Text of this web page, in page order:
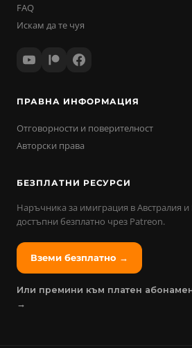
FAQ
Искам да те чуя
ПРАВНА ИНФОРМАЦИЯ
Отговорности и поверителност
Авторски права
БЕЗПЛАТНИ РЕСУРСИ
Наръчника за имиграция в Австралия
достъпни безплатно чрез Patreon.
Вземи безплатно →
Или премини към платен
→